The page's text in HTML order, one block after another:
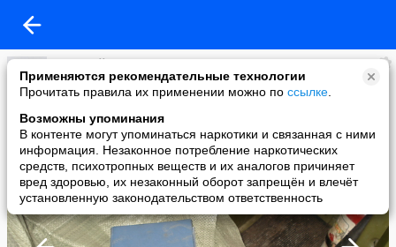
Применяются рекомендательные технологии
Прочитать правила их применении можно по ссылке
Возможны упоминания
В контенте могут упоминаться наркотики и связанная с ними
информация. Незаконное потребление наркотических
средств, психотропных веществ и их аналогов причиняет
вред здоровью, их незаконный оборот запрещён и влечёт
установленную законодательством ответственность
дмитрий
added a photo
29 Oct в 22:59